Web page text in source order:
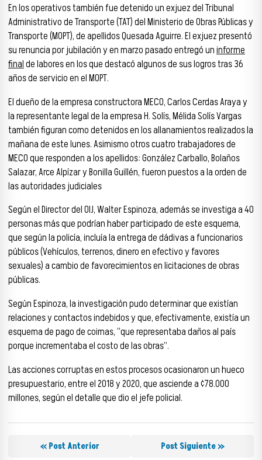
En los operativos también fue detenido un exjuez del Tribunal
Administrativo de Transporte (TAT) del Ministerio de Obras Públicas y
Transporte (MOPT), de apellidos Quesada Aguirre. El exjuez presentó
su renuncia por jubilación y en marzo pasado entregó uninforme
finalde labores en los que destacó algunos de sus logros tras 36
años de servicio en el MOPT.
El dueño de la empresa constructora MECO, Carlos Cerdas Araya y
la representante legal de la empresa H. Solís, Mélida Solís Vargas
también figuran como detenidos en los allanamientos realizados la
mañana de este lunes. Asimismo otros cuatro trabajadores de
MECO que responden a los apellidos: González Carballo, Bolaños
Salazar, Arce Alpízar y Bonilla Guillén, fueron puestos a la orden de
las autoridades judiciales
Según el Director del OIJ, Walter Espinoza, además se investiga a 40
personas más que podrían haber participado de este esquema,
que según la policía, incluía la entrega de dádivas a funcionarios
públicos (Vehículos, terrenos, dinero en efectivo y favores
sexuales) a cambio de favorecimientos en licitaciones de obras
públicas.
Según Espinoza, la investigación pudo determinar que existían
relaciones y contactos indebidos y que, efectivamente, existía un
esquema de pago de coimas, “que representaba daños al país
porque incrementaba el costo de las obras”.
Las acciones corruptas en estos procesos ocasionaron un hueco
presupuestario, entre el 2018 y 2020, que asciende a ¢78.000
millones, según el detalle que dio el jefe policial.
« Post Anterior Post Siguiente »